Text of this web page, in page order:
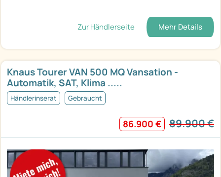
Zur Händlerseite Mehr Details
Knaus Tourer VAN 500 MQ Vansation -
Automatik, SAT, Klima .....
Händlerinserat Gebraucht
86.900 € 89.900 €